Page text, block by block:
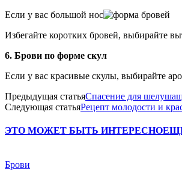
Если у вас большой нос
Избегайте коротких бровей, выбирайте
6. Брови по форме скул
Если у вас красивые скулы, выбирайте
Предыдущая статьяСпасение для
Следующая статьяРецепт молодости и
ЭТО МОЖЕТ БЫТЬ ИНТЕРЕСНО
Брови